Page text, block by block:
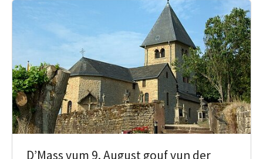
D’Mass vum 9. August gouf vun der